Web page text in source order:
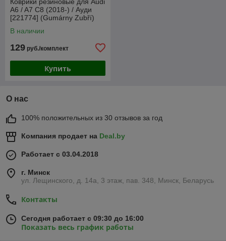
A6 / A7 C8 (2018-) / Ауди
[221774] (Gumárny Zubří)
В наличии
129 руб./комплект
Купить
О нас
100% положительных из 30 отзывов за год
Компания продает на Deal.by
Работает с 03.04.2018
г. Минск
ул. Лещинского, д. 14а, 3 этаж, пав. 348, Минск, Беларусь
Контакты
Сегодня работает с 09:30 до 16:00
Показать весь график работы